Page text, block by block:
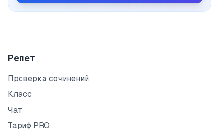
Репет
Проверка сочинений
Класс
Чат
Тариф PRO